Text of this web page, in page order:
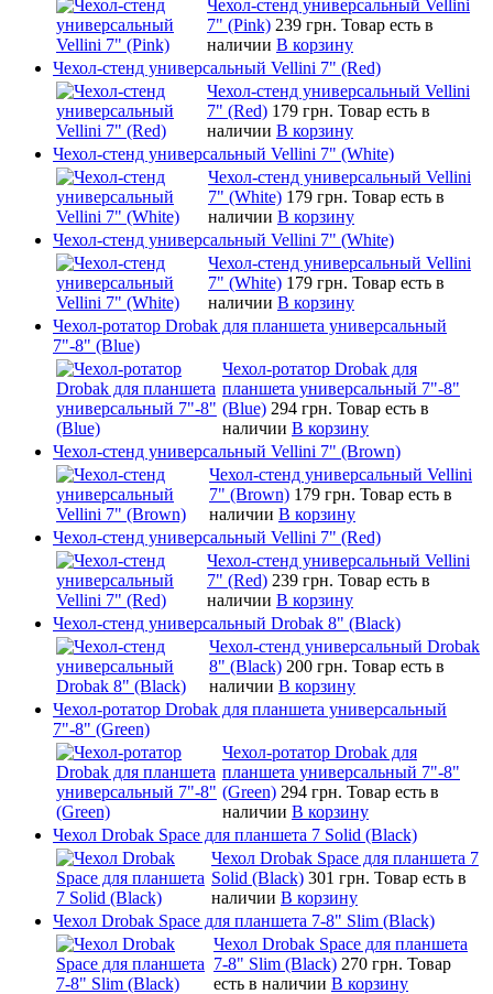
Чехол-стенд универсальный Vellini
7" (Pink) 239 грн. Товар есть в
наличии В корзину
Чехол-стенд универсальный Vellini 7" (Red)
Чехол-стенд универсальный Vellini
7" (Red) 179 грн. Товар есть в
наличии В корзину
Чехол-стенд универсальный Vellini 7" (White)
Чехол-стенд универсальный Vellini
7" (White) 179 грн. Товар есть в
наличии В корзину
Чехол-стенд универсальный Vellini 7" (White)
Чехол-стенд универсальный Vellini
7" (White) 179 грн. Товар есть в
наличии В корзину
Чехол-ротатор Drobak для планшета универсальный
7"-8" (Blue)
Чехол-ротатор Drobak для
планшета универсальный 7"-8"
(Blue) 294 грн. Товар есть в
наличии В корзину
Чехол-стенд универсальный Vellini 7" (Brown)
Чехол-стенд универсальный Vellini
7" (Brown) 179 грн. Товар есть в
наличии В корзину
Чехол-стенд универсальный Vellini 7" (Red)
Чехол-стенд универсальный Vellini
7" (Red) 239 грн. Товар есть в
наличии В корзину
Чехол-стенд универсальный Drobak 8" (Black)
Чехол-стенд универсальный Drobak
8" (Black) 200 грн. Товар есть в
наличии В корзину
Чехол-ротатор Drobak для планшета универсальный
7"-8" (Green)
Чехол-ротатор Drobak для
планшета универсальный 7"-8"
(Green) 294 грн. Товар есть в
наличии В корзину
Чехол Drobak Space для планшета 7 Solid (Black)
Чехол Drobak Space для планшета 7
Solid (Black) 301 грн. Товар есть в
наличии В корзину
Чехол Drobak Space для планшета 7-8" Slim (Black)
Чехол Drobak Space для планшета
7-8" Slim (Black) 270 грн. Товар
есть в наличии В корзину